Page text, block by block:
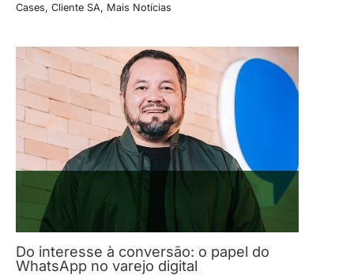
Cases, Cliente SA, Mais Notícias
Do interesse à conversão: o papel do
WhatsApp no varejo digital